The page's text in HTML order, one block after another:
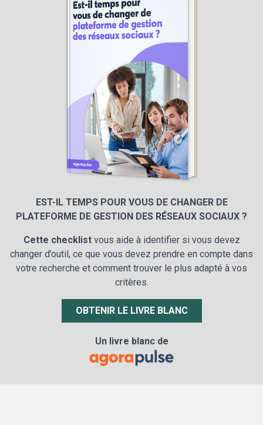
EST-IL TEMPS POUR VOUS DE CHANGER DE
PLATEFORME DE GESTION DES RÉSEAUX SOCIAUX ?
Cette checklistvous aide à identifier si vous devez
changer d’outil, ce que vous devez prendre en compte dans
votre recherche et comment trouver le plus adapté à vos
critères.
OBTENIR LE LIVRE BLANC
Un livre blanc de